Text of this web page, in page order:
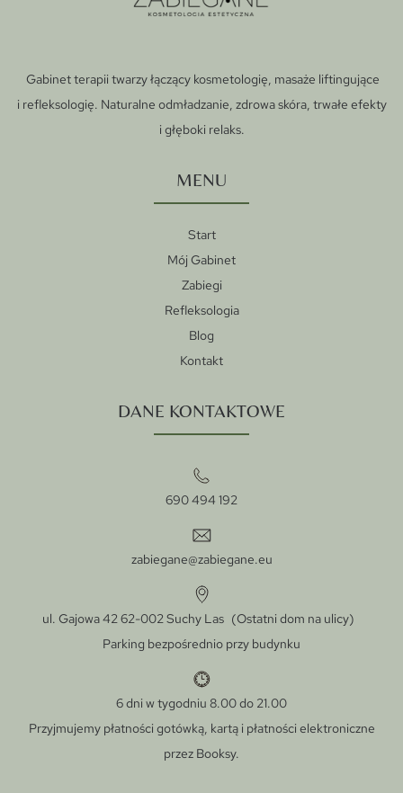
Gabinet terapii twarzy łączący kosmetologię, masaże liftingujące
i refleksologię. Naturalne odmładzanie, zdrowa skóra, trwałe efekty
i głęboki relaks.
MENU
Start
Mój Gabinet
Zabiegi
Refleksologia
Blog
Kontakt
DANE KONTAKTOWE
690 494 192
zabiegane@zabiegane.eu
ul. Gajowa 42 62-002 Suchy Las (Ostatni dom na ulicy)
Parking bezpośrednio przy budynku
6 dni w tygodniu 8.00 do 21.00
Przyjmujemy płatności gotówką, kartą i płatności elektroniczne
przez Booksy.